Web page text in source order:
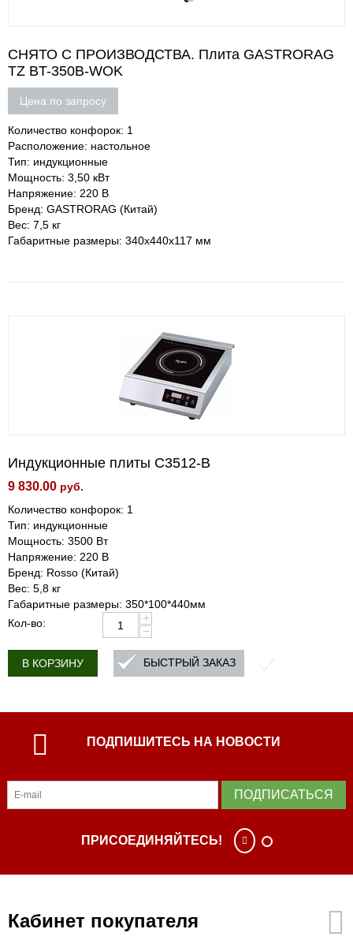
СНЯТО С ПРОИЗВОДСТВА. Плита GASTRORAG
TZ BT-350B-WOK
Цена по запросу
Количество конфорок: 1
Расположение: настольное
Тип: индукционные
Мощность: 3,50 кВт
Напряжение: 220 В
Бренд: GASTRORAG (Китай)
Вес: 7,5 кг
Габаритные размеры: 340х440х117 мм
Индукционные плиты C3512-B
9 830.00 руб.
Количество конфорок: 1
Тип: индукционные
Мощность: 3500 Bт
Напряжение: 220 В
Бренд: Rosso (Китай)
Вес: 5,8 кг
Габаритные размеры: 350*100*440мм
Кол-во:
+
−
В КОРЗИНУ БЫСТРЫЙ ЗАКАЗ
ПОДПИШИТЕСЬ НА НОВОСТИ
ПОДПИСАТЬСЯ
ПРИСОЕДИНЯЙТЕСЬ!
Кабинет покупателя